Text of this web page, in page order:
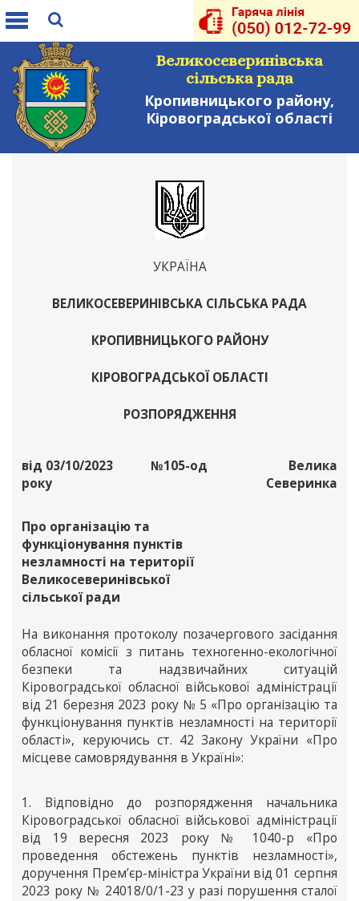
Toggle
Великосеверинівська
сільська рада
Кропивницького району,
Кіровоградської області
УКРАЇНА
ВЕЛИКОСЕВЕРИНІВСЬКА СІЛЬСЬКА РАДА
КРОПИВНИЦЬКОГО РАЙОНУ
КІРОВОГРАДСЬКОЇ ОБЛАСТІ
РОЗПОРЯДЖЕННЯ
від 03/10/2023
року
№105-од
Велика
Северинка
Про організацію та
функціонування пунктів
незламності на території
Великосеверинівської
сільської ради
На виконання протоколу позачергового засідання
обласної комісії з питань техногенно-екологічної
безпеки та надзвичайних ситуацій
Кіровоградської обласної військової адміністрації
від 21 березня 2023 року № 5 «Про організацію та
функціонування пунктів незламності на території
області», керуючись ст. 42 Закону України «Про
місцеве самоврядування в Україні»:
1. Відповідно до розпорядження начальника
Кіровоградської обласної військової адміністрації
від 19 вересня 2023 року № 1040-р «Про
проведення обстежень пунктів незламності»,
доручення Прем’єр-міністра України від 01 серпня
2023 року № 24018/0/1-23 у разі порушення сталої